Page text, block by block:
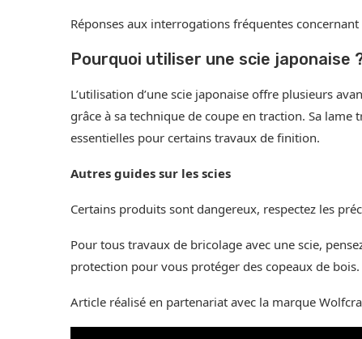
Réponses aux interrogations fréquentes
Pourquoi utiliser une scie japonaise
L’utilisation d’une scie japonaise offre plusieurs
grâce à sa technique de coupe en traction. Sa
essentielles pour certains travaux de finition.
Autres guides sur les scies
Certains produits sont dangereux, respectez les
Pour tous travaux de bricolage avec une scie,
protection pour vous protéger des copeaux de bois.
Article réalisé en partenariat avec la marque